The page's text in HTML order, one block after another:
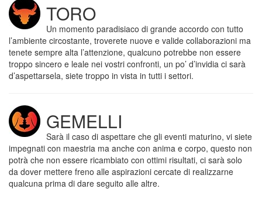
TORO
Un momento paradisiaco di grande accordo con tutto
l’ambiente circostante, troverete nuove e valide collaborazioni ma
tenete sempre alta l’attenzione, qualcuno potrebbe non essere
troppo sincero e leale nei vostri confronti, un po’ d’invidia ci sarà
d’aspettarsela, siete troppo in vista in tutti i settori.
GEMELLI
Sarà il caso di aspettare che gli eventi maturino, vi siete
impegnati con maestria ma anche con anima e corpo, questo non
potrà che non essere ricambiato con ottimi risultati, ci sarà solo
da dover mettere freno alle aspirazioni cercate di realizzarne
qualcuna prima di dare seguito alle altre.